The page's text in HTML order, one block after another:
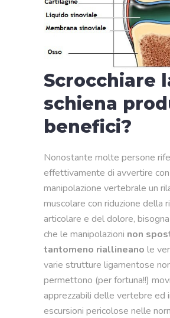
Scrocchiare
schiena
benefici?
Nonostante molte persone
effettivamente di avvertire
manipolazione vertebrale un
muscolare con riduzione della
articolare e del dolore,
che le manipolazioni non
tantomeno riallineano le
varie strutture ligamentose
permettono (per fortuna!!)
apprezzabili delle vertebre ed
escursioni pericolose nelle